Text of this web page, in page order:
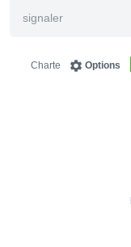
signaler
Options
Charte